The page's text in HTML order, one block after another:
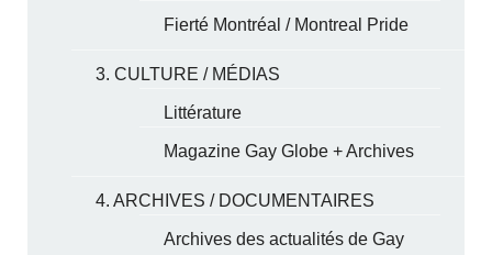
Fierté Montréal / Montreal Pride
3. CULTURE / MÉDIAS
Littérature
Magazine Gay Globe + Archives
4. ARCHIVES / DOCUMENTAIRES
Archives des actualités de Gay